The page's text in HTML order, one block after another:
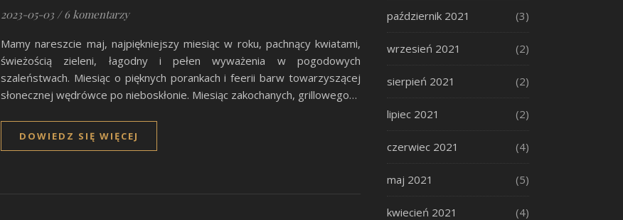
2023-05-03 / 6 komentarzy
Mamy nareszcie maj, najpiękniejszy miesiąc w roku, pachnący kwiatami,
świeżością zieleni, łagodny i pełen wyważenia w pogodowych
szaleństwach. Miesiąc o pięknych porankach i feerii barw towarzyszącej
słonecznej wędrówce po nieboskłonie. Miesiąc zakochanych, grillowego…
DOWIEDZ SIĘ WIĘCEJ
październik 2021 (3)
wrzesień 2021 (2)
sierpień 2021 (2)
lipiec 2021 (2)
czerwiec 2021 (4)
maj 2021 (5)
kwiecień 2021 (4)